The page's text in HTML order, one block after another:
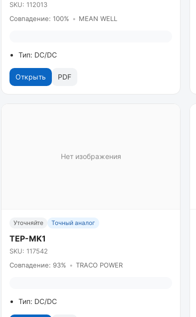
SKU: 112013
Совпадение: 100% • MEAN WELL
Тип: DC/DC
Открыть PDF
Нет изображения
Уточняйте Точный аналог
TEP-MK1
SKU: 117542
Совпадение: 93% • TRACO POWER
Тип: DC/DC